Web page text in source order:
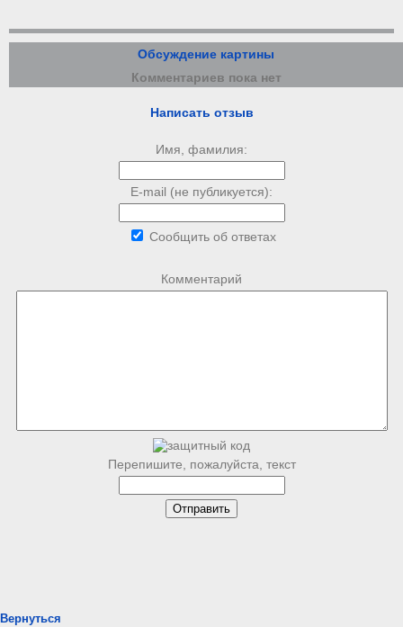
Обсуждение картины
Комментариев пока нет
Написать отзыв
Имя, фамилия:
E-mail (не публикуется):
Сообщить об ответах
Комментарий
Перепишите, пожалуйста, текст
Вернуться